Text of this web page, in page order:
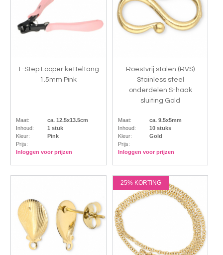
1-Step Looper ketteltang
1.5mm Pink
Maat:
ca. 12.5x13.5cm
Inhoud:
1 stuk
Kleur:
Pink
Prijs:
Inloggen voor prijzen
Roestvrij stalen (RVS)
Stainless steel
onderdelen S-haak
sluiting Gold
Maat:
ca. 9.5x5mm
Inhoud:
10 stuks
Kleur:
Gold
Prijs:
Inloggen voor prijzen
25% KORTING